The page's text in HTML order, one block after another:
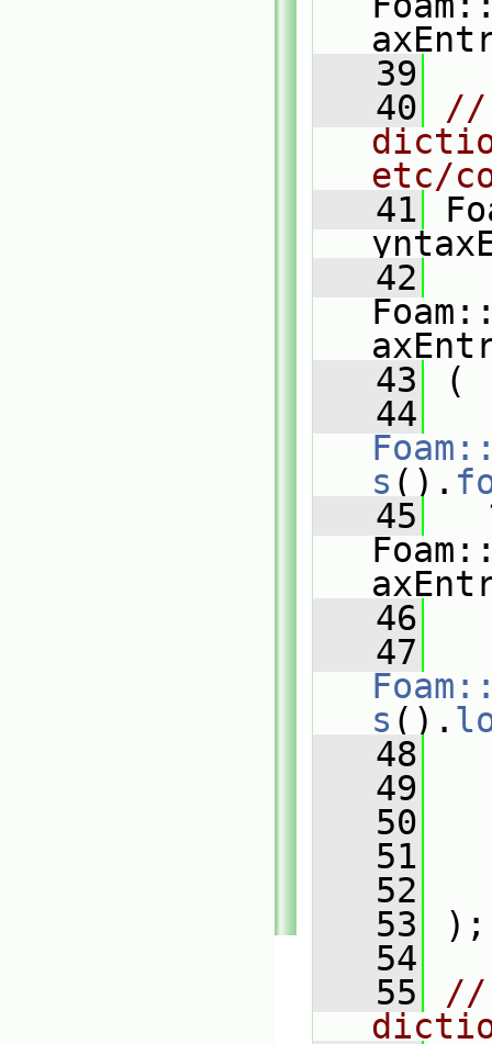
   39
   40
//
etc/
   41
   42
   43
(
   44
s ().
   45
   46
   47
s ().
   48
   49
   50
   51
   52
   53
);
   54
   55
//